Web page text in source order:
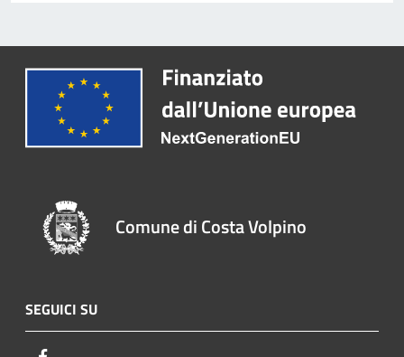
Comune di Costa Volpino
SEGUICI SU